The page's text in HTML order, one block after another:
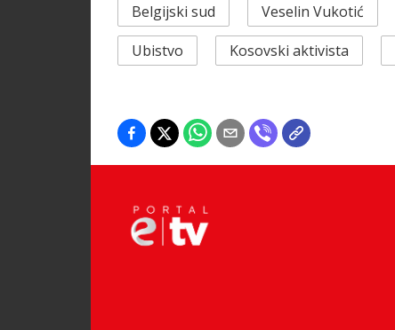
Belgijski sud Veselin Vukotić
Ubistvo
Kosovski aktivista